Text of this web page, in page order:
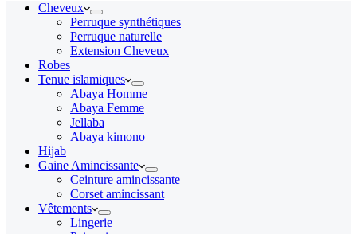
Cheveux
Perruque synthétiques
Perruque naturelle
Extension Cheveux
Robes
Tenue islamiques
Abaya Homme
Abaya Femme
Jellaba
Abaya kimono
Hijab
Gaine Amincissante
Ceinture amincissante
Corset amincissant
Vêtements
Lingerie